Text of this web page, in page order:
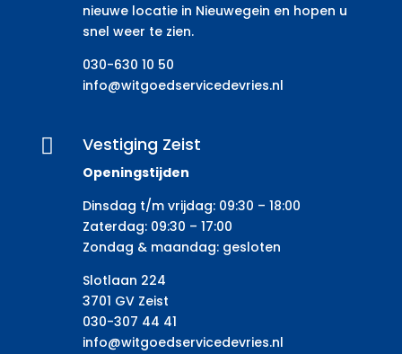
nieuwe locatie in Nieuwegein en hopen u
snel weer te zien.
030-630 10 50
info@witgoedservicedevries.nl
 Vestiging Zeist
Openingstijden
Dinsdag t/m vrijdag: 09:30 – 18:00
Zaterdag: 09:30 – 17:00
Zondag & maandag: gesloten
Slotlaan 224
3701 GV Zeist
030-307 44 41
info@witgoedservicedevries.nl